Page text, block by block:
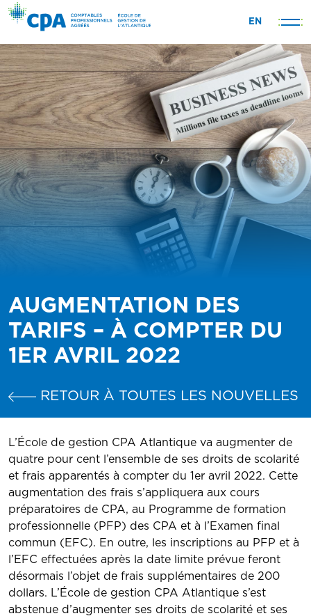
Skip
to
EN
AUGMENTATION DES
TARIFS – À COMPTER DU
1ER AVRIL 2022
RETOUR À TOUTES LES NOUVELLES
L’École de gestion CPA Atlantique va augmenter de
quatre pour cent l’ensemble de ses droits de scolarité
et frais apparentés à compter du 1er avril 2022. Cette
augmentation des frais s’appliquera aux cours
préparatoires de CPA, au Programme de formation
professionnelle (PFP) des CPA et à l’Examen final
commun (EFC). En outre, les inscriptions au PFP et à
l’EFC effectuées après la date limite prévue feront
désormais l’objet de frais supplémentaires de 200
dollars. L’École de gestion CPA Atlantique s’est
abstenue d’augmenter ses droits de scolarité et ses